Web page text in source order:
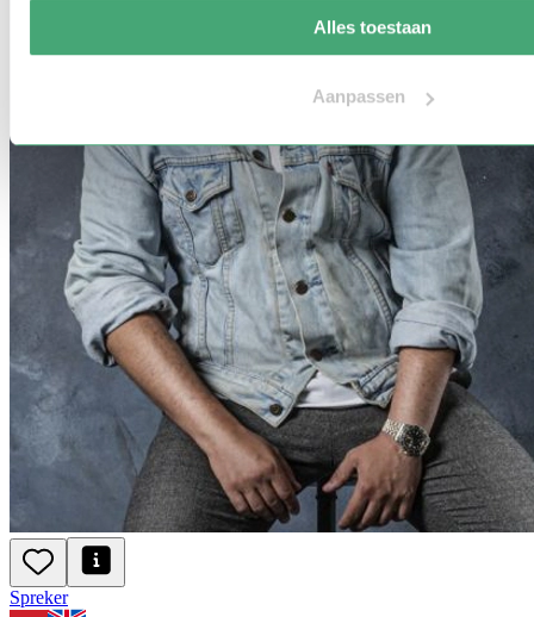
Alles toestaan
Aanpassen
Spreker